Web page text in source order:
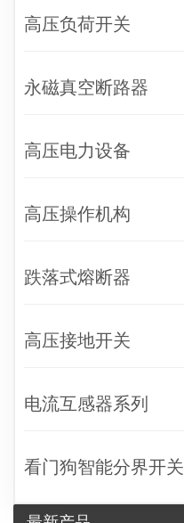
高压负荷开关
永磁真空断路器
高压电力设备
高压操作机构
跌落式熔断器
高压接地开关
电流互感器系列
看门狗智能分界开关